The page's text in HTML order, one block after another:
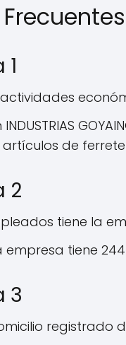
INDUSTRIAS
de
2
tiene la
empresa tiene
3
registrado